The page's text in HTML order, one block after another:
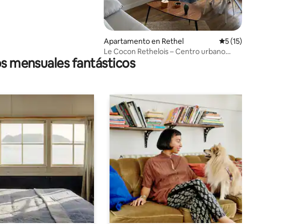
Apartamento en Rethel Calificación
5 (15)
Le Cocon Rethelois – Centro urbano
tranquilo y acogedor
mensuales fantásticos